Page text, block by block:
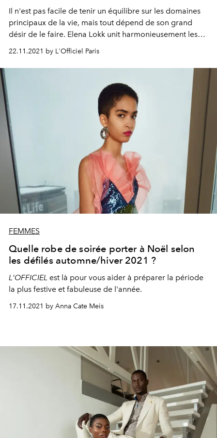
Il n'est pas facile de tenir un équilibre sur les domaines
principaux de la vie, mais tout dépend de son grand
désir de le faire. Elena Lokk unit harmonieusement les
créatrice. La fondatrice de la marque de bijouterie
ELENA LOKK s'est confiée et nous a partagé ses règles
de vie, tout en s'essayant à une fashion story exclusive
pour L’OFFICIEL Paris pour son centenaire.
22.11.2021 by L'Officiel Paris
FEMMES
Quelle robe de soirée porter à Noël selon
les défilés automne/hiver 2021 ?
L'OFFICIEL est là pour vous aider à préparer la période
la plus festive et fabuleuse de l'année.
17.11.2021 by Anna Cate Meis